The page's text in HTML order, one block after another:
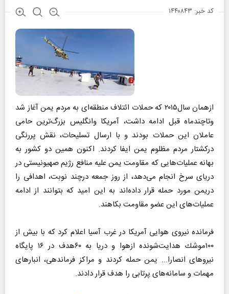
کد خبر: ۱۴۴۰۸۴۳
ازهمان سال۲۰۱۵ كه حملات ائتلاف منطقه‌ای به مردم یمن آغاز شد
وتاچندماه قبل ادامه داشت، آمریكا وانگلیس بزرگ‌ترین حامی
عاملان این حملات بودند و با ارسال تسلیحات، نقش پررنگی
دركشتار مردم مظلوم یمن ایفا كردند. اكنون همین دو كشور به
بهانه عملیات‌هایی كه مقاومت یمن علیه منافع رژیم صهیونیستی در
دریای سرخ انجام می‌دهد، از روز جمعه درچند نوبت، اهدافی را
دریمن مورد حمله قرار داده‌اند به این امید كه بتوانند از ادامه
عملیات‌های این عضو مقاومت بكاهند.
فرمانده نیروی هوایی آمریكا در غرب آسیا اعلام كرد که با بیش از
۱۰۰موشك هدایت‌شونده ازهوا و دریا به ۶۰هدف در ۱۶ پایگاه
نیروهای انصارا... یمن حمله كردند و مراكز فرماندهی، انبارهای
مهمات و سامانه‌های پرتابی را هدف قرار دادند.